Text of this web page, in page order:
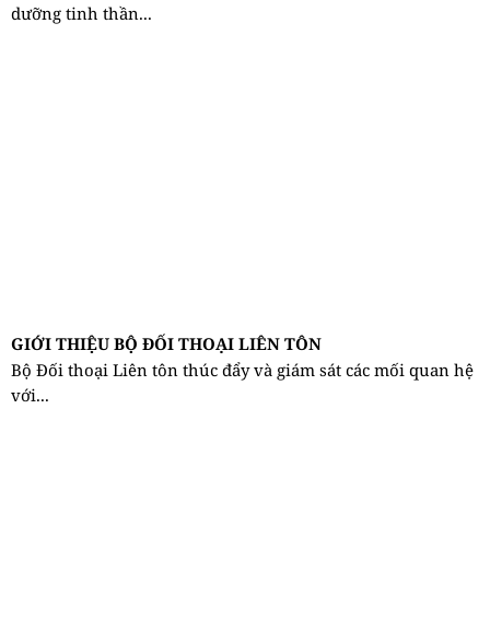
dưỡng tinh thần...
GIỚI THIỆU BỘ ĐỐI THOẠI LIÊN TÔN
Bộ Đối thoại Liên tôn thúc đẩy và giám sát các mối quan hệ
với...